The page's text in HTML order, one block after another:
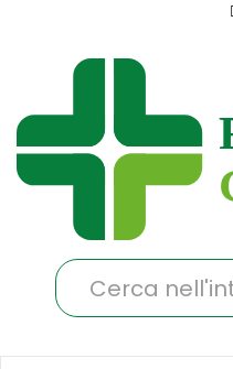
principale
Germanà
Cerca
Prodotto